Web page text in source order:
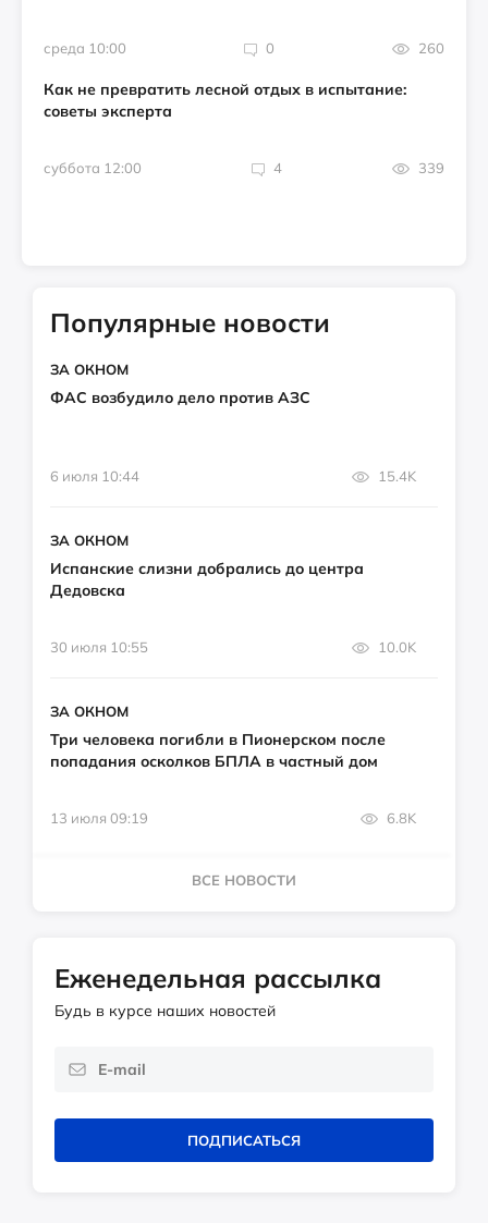
среда 10:00 0 260
Как не превратить лесной отдых в испытание:
советы эксперта
суббота 12:00 4 339
Популярные новости
ЗА ОКНОМ
ФАС возбудило дело против АЗС
6 июля 10:44 15.4K
ЗА ОКНОМ
Испанские слизни добрались до центра
Дедовска
30 июля 10:55 10.0K
ЗА ОКНОМ
Три человека погибли в Пионерском после
попадания осколков БПЛА в частный дом
13 июля 09:19 6.8K
ВСЕ НОВОСТИ
Еженедельная рассылка
Будь в курсе наших новостей
ПОДПИСАТЬСЯ